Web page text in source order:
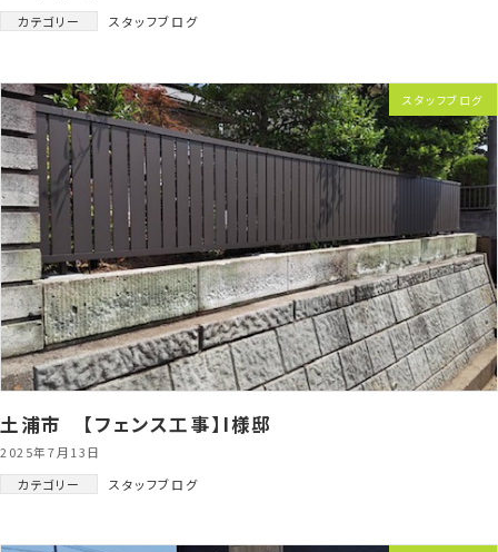
カテゴリー
スタッフブログ
スタッフブログ
土浦市 【フェンス工事】I様邸
2025年7月13日
カテゴリー
スタッフブログ